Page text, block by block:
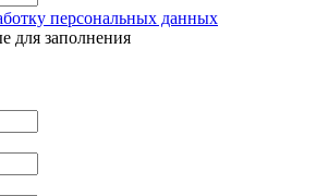
персональных данных
для заполнения